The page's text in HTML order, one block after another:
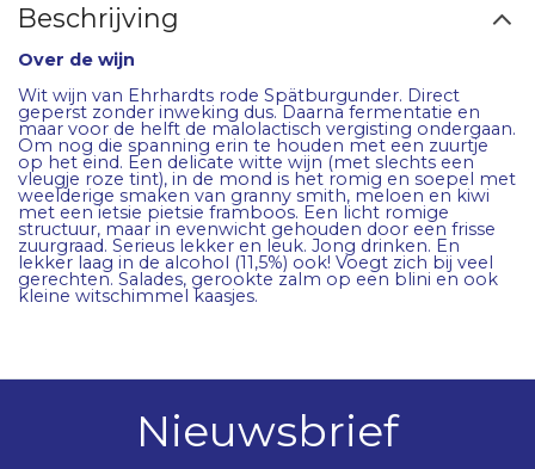
Beschrijving
Over de wijn
Wit wijn van Ehrhardts rode Spätburgunder. Direct
geperst zonder inweking dus. Daarna fermentatie en
maar voor de helft de malolactisch vergisting ondergaan.
Om nog die spanning erin te houden met een zuurtje
op het eind. Een delicate witte wijn (met slechts een
vleugje roze tint), in de mond is het romig en soepel met
weelderige smaken van granny smith, meloen en kiwi
met een ietsie pietsie framboos. Een licht romige
structuur, maar in evenwicht gehouden door een frisse
zuurgraad. Serieus lekker en leuk. Jong drinken. En
lekker laag in de alcohol (11,5%) ook! Voegt zich bij veel
gerechten. Salades, gerookte zalm op een blini en ook
kleine witschimmel kaasjes.
Nieuwsbrief